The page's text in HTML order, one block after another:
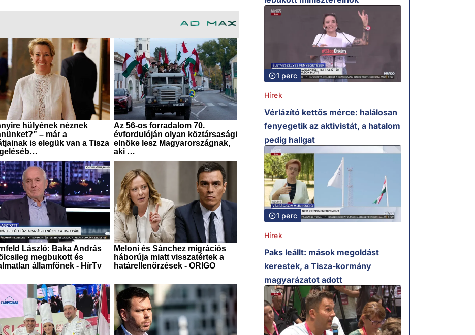
1 perc
Hírek
Vérlázító kettős mérce: halálosan
fenyegetik az aktivistát, a hatalom
pedig hallgat
1 perc
Hírek
Paks leállt: mások megoldást
kerestek, a Tisza-kormány
magyarázatot adott